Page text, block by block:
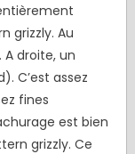
grizzly. Au
droite, un
C’est assez
fines
est bien
grizzly. Ce